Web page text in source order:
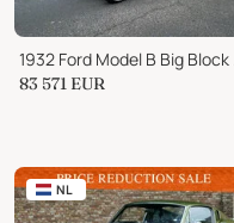
83 571 EUR
NL